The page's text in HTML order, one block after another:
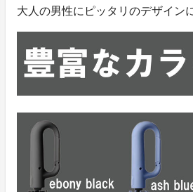
大人の男性にピッタリのデザイン